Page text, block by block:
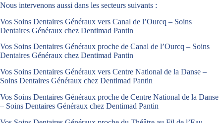
Nous intervenons aussi dans les secteurs suivants :
Vos Soins Dentaires Généraux vers Canal de l’Ourcq – Soins
Dentaires Généraux chez Dentimad Pantin
Vos Soins Dentaires Généraux proche de Canal de l’Ourcq – Soins
Dentaires Généraux chez Dentimad Pantin
Vos Soins Dentaires Généraux vers Centre National de la Danse –
Soins Dentaires Généraux chez Dentimad Pantin
Vos Soins Dentaires Généraux proche de Centre National de la Danse
– Soins Dentaires Généraux chez Dentimad Pantin